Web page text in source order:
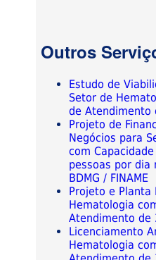
Outros
Estudo de
Setor de
de Atendimento
Projeto de
Negócios para
com
pessoas por dia
BDMG / FINAME
Projeto e Planta
Hematologia
Atendimento de
Licenciamento
Hematologia